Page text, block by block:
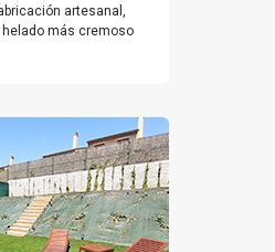
artesanal,
helado más cremoso